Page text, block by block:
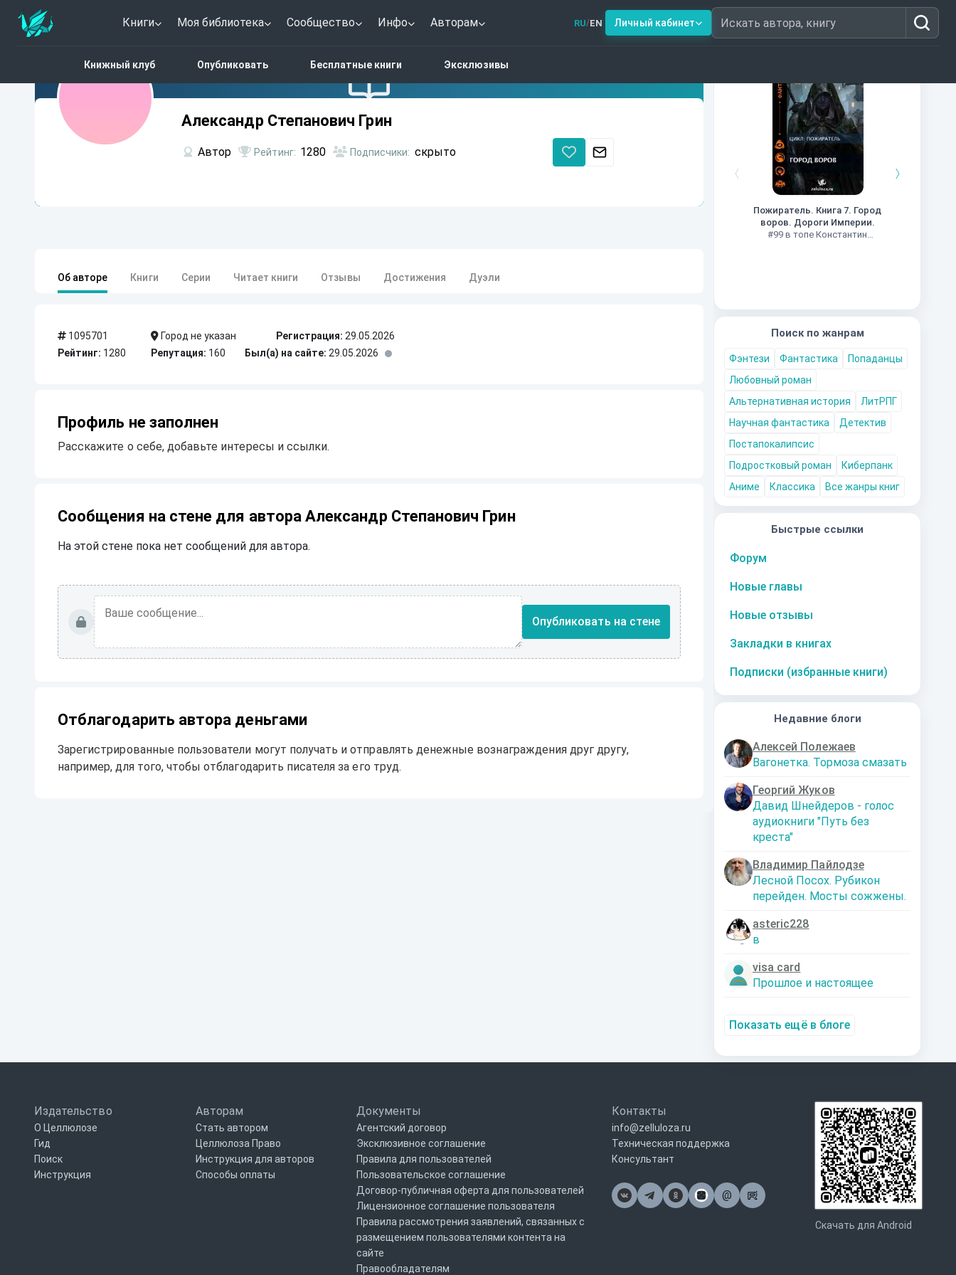
Книги Моя библиотека Сообщество Инфо Авторам RU/EN Личный кабинет Искать автора, книгу
Книжный клуб Опубликовать Бесплатные книги Эксклюзивы
Книги из топ-100
Пожиратель. Книга 7. Город
воров. Дороги Империи.
#99 в топе Константин
Поиск по жанрам
Фэнтези Фантастика
Попаданцы
Любовный роман
Альтернативная история
ЛитРПГ
Научная фантастика
Детектив
Постапокалипсис
Подростковый роман
Киберпанк
Аниме
Классика Все жанры книг
Быстрые ссылки
Форум
Новые главы
Новые отзывы
Закладки в книгах
Подписки (избранные книги)
Недавние блоги
Алексей Полежаев
Вагонетка. Тормоза смазать
Георгий Жуков
Давид Шнейдеров - голос
аудиокниги "Путь без
креста"
Владимир Пайлодзе
Лесной Посох. Рубикон
перейден. Мосты сожжены.
asteric228
в
visa card
Прошлое и настоящее
Показать ещё в блоге
Александр
Степанович
Грин
Александр Степанович Грин
Автор Рейтинг: 1280 Подписчики: скрыто
Об авторе Книги Серии Читает книги Отзывы Достижения Дуэли
1095701 Город не указан Регистрация: 29.05.2026
Рейтинг: 1280 Репутация: 160 Был(а) на сайте: 29.05.2026
Профиль не заполнен
Расскажите о себе, добавьте интересы и ссылки.
Сообщения на стене для автора Александр Степанович Грин
На этой стене пока нет сообщений для автора.
Опубликовать на стене
Отблагодарить автора деньгами
Зарегистрированные пользователи могут получать и отправлять денежные вознаграждения друг другу,
например, для того, чтобы отблагодарить писателя за его труд.
Издательство
О Целлюлозе
Гид
Поиск
Инструкция
Авторам
Стать автором
Целлюлоза Право
Инструкция для авторов
Способы оплаты
Документы
Агентский договор
Эксклюзивное соглашение
Правила для пользователей
Пользовательское соглашение
Договор-публичная оферта для пользователей
Лицензионное соглашение пользователя
Правила рассмотрения заявлений, связанных с
размещением пользователями контента на
сайте
Правообладателям
Контакты
info@zelluloza.ru
Техническая поддержка
Консультант
@Почта
Скачать для Android